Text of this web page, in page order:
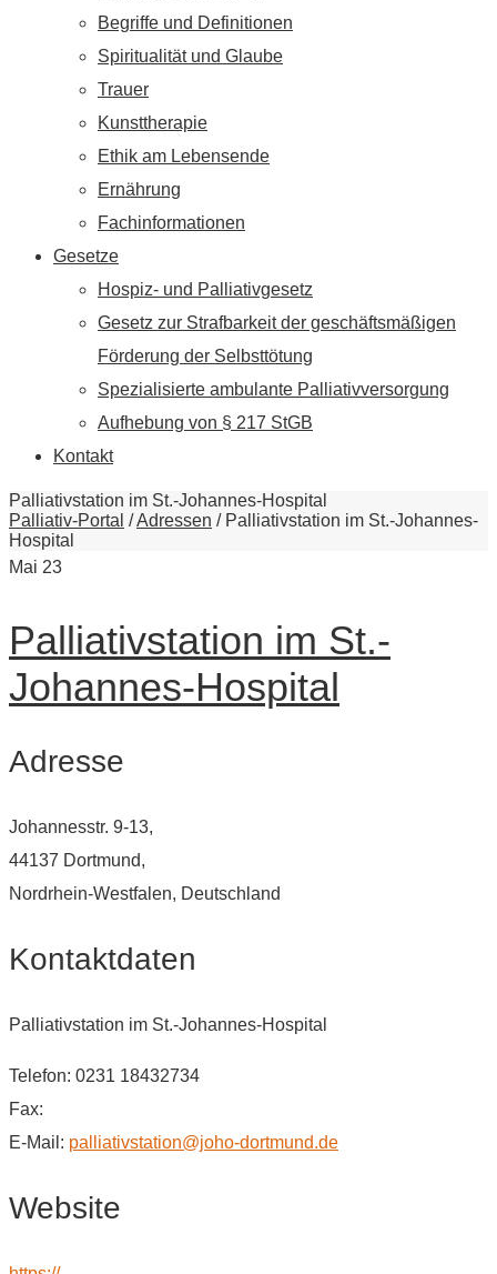
Begriffe und Definitionen
Spiritualität und Glaube
Trauer
Kunsttherapie
Ethik am Lebensende
Ernährung
Fachinformationen
Gesetze
Hospiz- und Palliativgesetz
Gesetz zur Strafbarkeit der geschäftsmäßigen
Förderung der Selbsttötung
Spezialisierte ambulante Palliativversorgung
Aufhebung von § 217 StGB
Kontakt
Palliativstation im St.-Johannes-Hospital
Palliativ-Portal /Adressen / Palliativstation im St.-Johannes-
Hospital
Mai 23
Palliativstation im St.-
Johannes-Hospital
Adresse
Johannesstr. 9-13,
44137 Dortmund,
Nordrhein-Westfalen, Deutschland
Kontaktdaten
Palliativstation im St.-Johannes-Hospital
Telefon: 0231 18432734
Fax:
E-Mail: palliativstation@joho-dortmund.de
Website